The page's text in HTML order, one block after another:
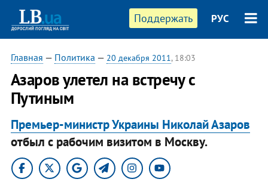
Поддержать РУС
Главная — Политика — 20 декабря 2011, 18:03
​Азаров улетел на встречу с
Путиным
Премьер-министр Украины Николай Азаров
отбыл с рабочим визитом в Москву.